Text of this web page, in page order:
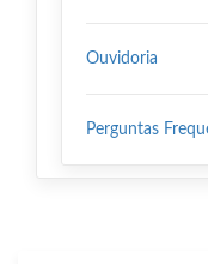
Ouvidoria
Perguntas